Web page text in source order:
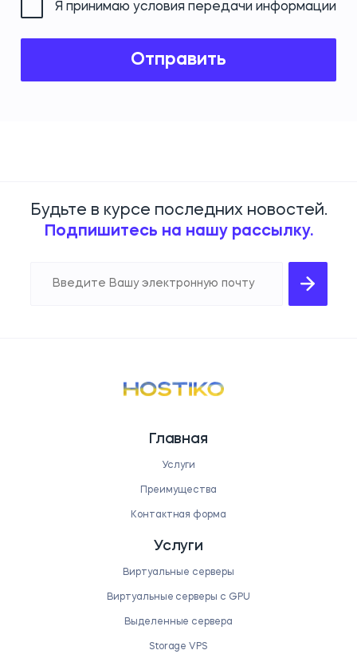
Я принимаю условия передачи информации
Будьте в курсе последних новостей.
Подпишитесь на нашу рассылку.
Главная
Услуги
Преимущества
Контактная форма
Услуги
Виртуальные серверы
Виртуальные серверы с GPU
Выделенные сервера
Storage VPS